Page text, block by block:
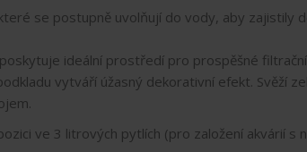
se postupně uvolňují do vody, aby
ideální prostředí pro prospěšné
vytváří úžasný dekorativní efekt. Svěží
ve 3 litrových pytlích (pro založení akvárií